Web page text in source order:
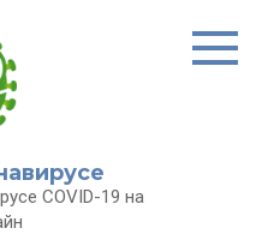
COVID-19 на